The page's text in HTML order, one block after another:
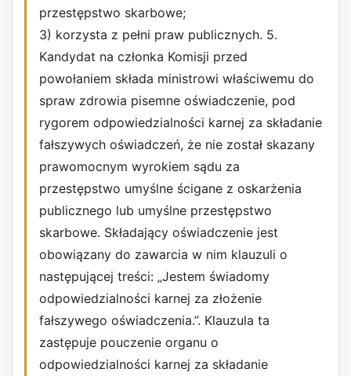
przestępstwo skarbowe;
3) korzysta z pełni praw publicznych. 5.
Kandydat na członka Komisji przed
powołaniem składa ministrowi właściwemu do
spraw zdrowia pisemne oświadczenie, pod
rygorem odpowiedzialności karnej za składanie
fałszywych oświadczeń, że nie został skazany
prawomocnym wyrokiem sądu za
przestępstwo umyślne ścigane z oskarżenia
publicznego lub umyślne przestępstwo
skarbowe. Składający oświadczenie jest
obowiązany do zawarcia w nim klauzuli o
następującej treści: „Jestem świadomy
odpowiedzialności karnej za złożenie
fałszywego oświadczenia.”. Klauzula ta
zastępuje pouczenie organu o
odpowiedzialności karnej za składanie